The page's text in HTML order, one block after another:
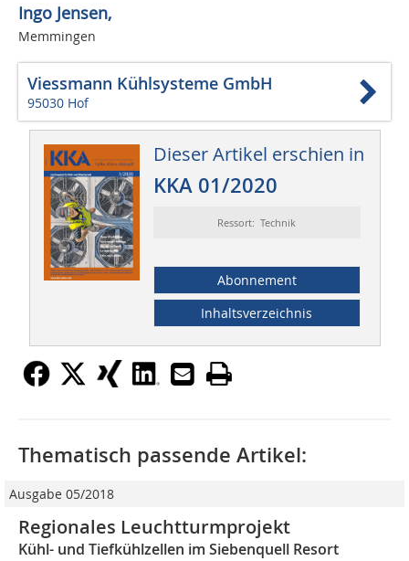
Ingo Jensen,
Memmingen
Viessmann Kühlsysteme GmbH
95030 Hof
Dieser Artikel erschien in
KKA 01/2020
Ressort: Technik
Abonnement
Inhaltsverzeichnis
Thematisch passende Artikel:
Ausgabe 05/2018
Regionales Leuchtturmprojekt
Kühl- und Tiefkühlzellen im Siebenquell Resort